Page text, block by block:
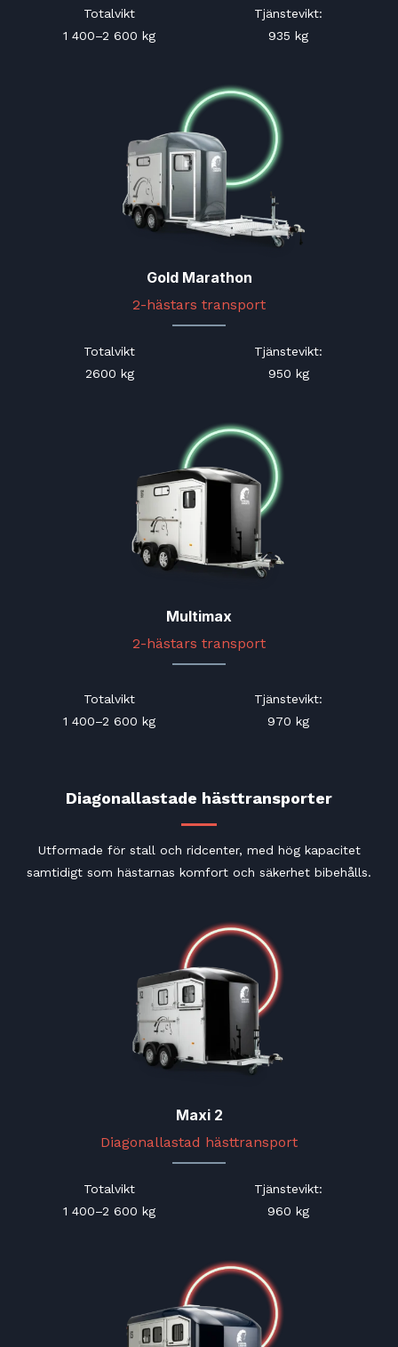
Totalvikt
1 400–2 600 kg
Tjänstevikt:
935 kg
Gold Marathon
2-hästars transport
Totalvikt
2600 kg
Tjänstevikt:
950 kg
Multimax
2-hästars transport
Totalvikt
1 400–2 600 kg
Tjänstevikt:
970 kg
Diagonallastade hästtransporter
Utformade för stall och ridcenter, med hög kapacitet
samtidigt som hästarnas komfort och säkerhet bibehålls.
Maxi 2
Diagonallastad hästtransport
Totalvikt
1 400–2 600 kg
Tjänstevikt:
960 kg